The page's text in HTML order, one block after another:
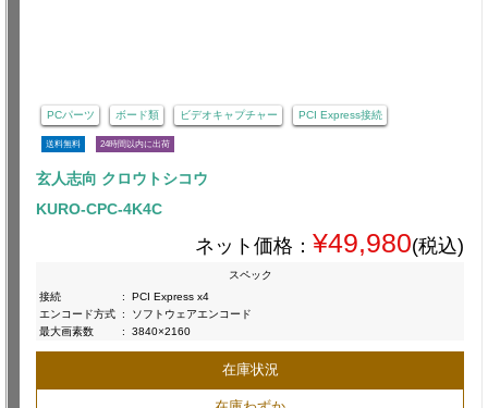
PCパーツ ボード類 ビデオキャプチャー PCI Express接続
送料無料 24時間以内に出荷
玄人志向 クロウトシコウ
KURO-CPC-4K4C
ネット価格： ¥49,980(税込)
スペック
接続
:
PCI Express x4
エンコード方式 :
ソフトウェアエンコード
最大画素数
: 3840×2160
在庫状況